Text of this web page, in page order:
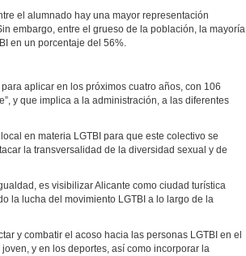
el alumnado hay una mayor representación
embargo, entre el grueso de la población, la mayoría
en un porcentaje del 56%.
aplicar en los próximos cuatro años, con 106
y que implica a la administración, a las diferentes
en materia LGTBI para que este colectivo se
la transversalidad de la diversidad sexual y de
es visibilizar Alicante como ciudad turística
la lucha del movimiento LGTBI a lo largo de la
y combatir el acoso hacia las personas LGTBI en el
y en los deportes, así como incorporar la